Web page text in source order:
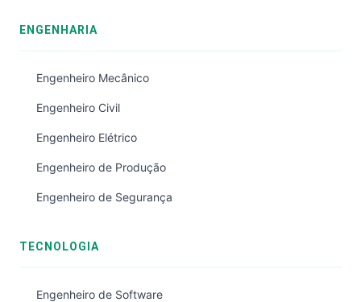
ENGENHARIA
Engenheiro Mecânico
Engenheiro Civil
Engenheiro Elétrico
Engenheiro de Produção
Engenheiro de Segurança
TECNOLOGIA
Engenheiro de Software